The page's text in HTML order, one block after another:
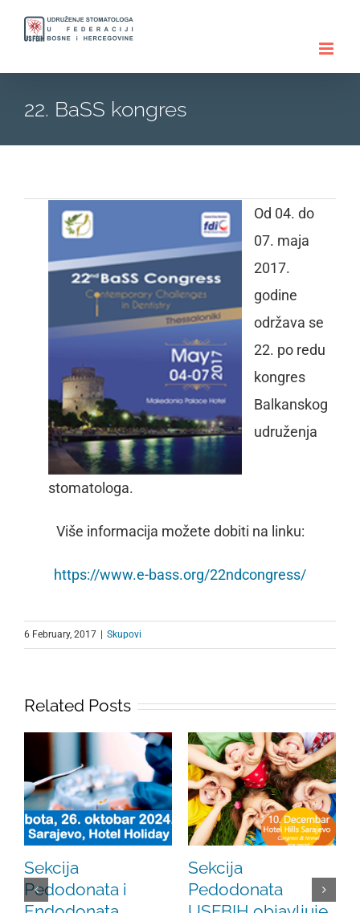
22. BaSS kongres
Od 04. do
07. maja
2017.
godine
održava se
22. po redu
kongres
Balkanskog
udruženja
stomatologa.
Više informacija možete dobiti na linku:
https://www.e-bass.org/22ndcongress/
6 February, 2017 Skupovi
Related Posts
Sekcija
Pedodonata i
Sekcija
Pedodonata